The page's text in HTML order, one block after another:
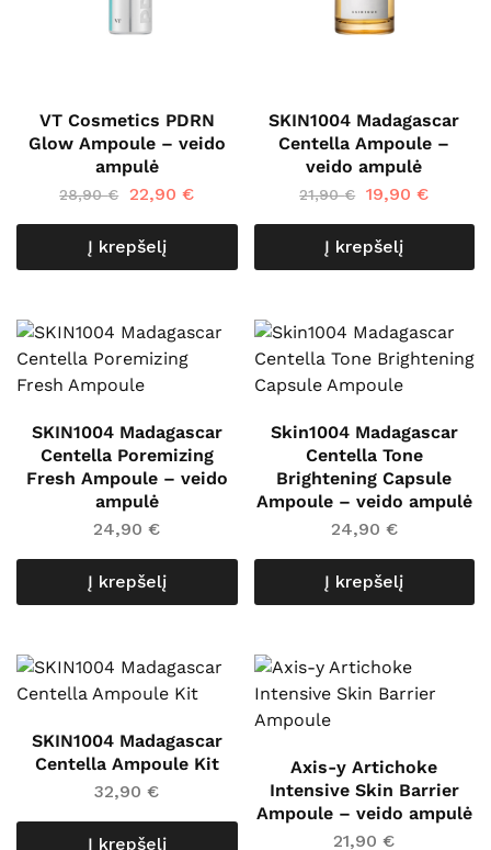
VT Cosmetics PDRN
Glow Ampoule – veido
ampulė
28,90€ 22,90€
Į krepšelį
SKIN1004 Madagascar
Centella Ampoule –
veido ampulė
21,90€ 19,90€
Į krepšelį
SKIN1004 Madagascar
Centella Poremizing
Fresh Ampoule – veido
ampulė
24,90€
Į krepšelį
Skin1004 Madagascar
Centella Tone
Brightening Capsule
Ampoule – veido ampulė
24,90 €
Į krepšelį
SKIN1004 Madagascar
Centella Ampoule Kit
32,90€
Į krepšelį
Axis-y Artichoke
Intensive Skin Barrier
Ampoule – veido ampulė
21,90€